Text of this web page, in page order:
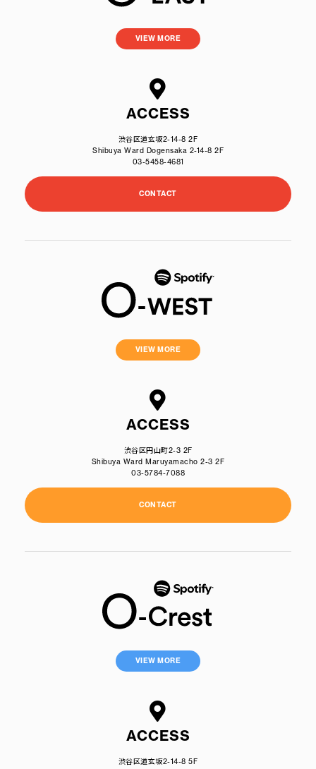
VIEW MORE
ACCESS
渋谷区道玄坂2-14-8 2F
Shibuya Ward Dogensaka 2-14-8 2F
03-5458-4681
CONTACT
VIEW MORE
ACCESS
渋谷区円山町2-3 2F
Shibuya Ward Maruyamacho 2-3 2F
03-5784-7088
CONTACT
VIEW MORE
ACCESS
渋谷区道玄坂2-14-8 5F